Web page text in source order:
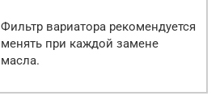
Фильтр вариатора рекомендуется
менять при каждой замене
масла.